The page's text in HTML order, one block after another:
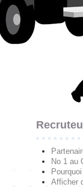
No 1 au
Afficher